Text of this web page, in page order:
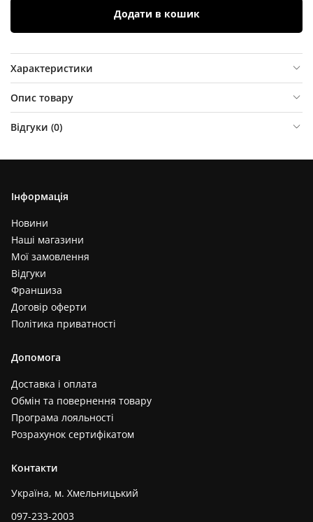
Додати в кошик
Характеристики
Опис товару
Відгуки (0)
Інформація
Новини
Наші магазини
Мої замовлення
Відгуки
Франшиза
Договір оферти
Політика приватності
Допомога
Доставка і оплата
Обмін та повернення товару
Програма лояльності
Розрахунок сертифікатом
Контакти
Україна, м. Хмельницький
097-233-2003